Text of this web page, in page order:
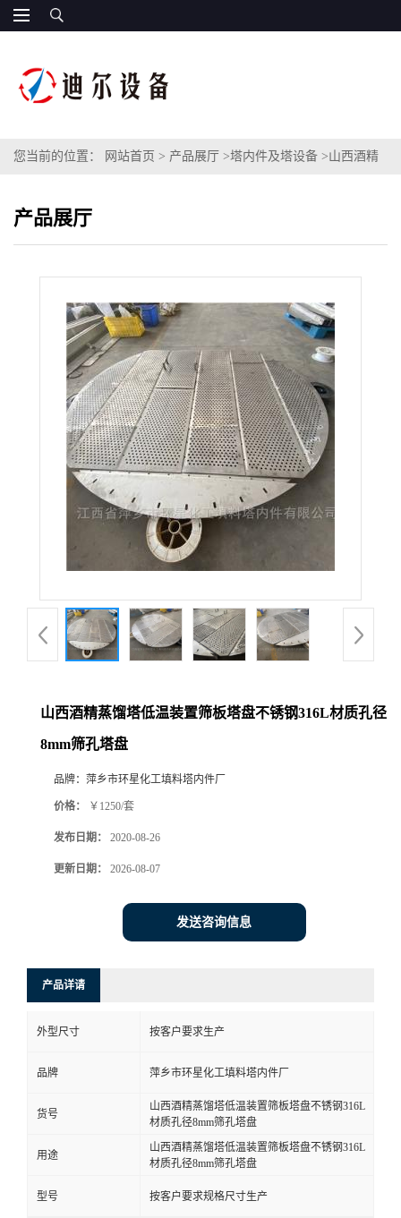
您当前的位置： 网站首页 > 产品展厅 >塔内件及塔设备 >山西酒精
产品展厅
山西酒精蒸馏塔低温装置筛板塔盘不锈钢316L材质孔径
8mm筛孔塔盘
品牌： 萍乡市环星化工填料塔内件厂
价格： ￥1250/套
发布日期： 2020-08-26
更新日期： 2026-08-07
发送咨询信息
产品详请
外型尺寸 按客户要求生产
品牌 萍乡市环星化工填料塔内件厂
货号
山西酒精蒸馏塔低温装置筛板塔盘不锈钢316L
材质孔径8mm筛孔塔盘
用途
山西酒精蒸馏塔低温装置筛板塔盘不锈钢316L
材质孔径8mm筛孔塔盘
型号 按客户要求规格尺寸生产